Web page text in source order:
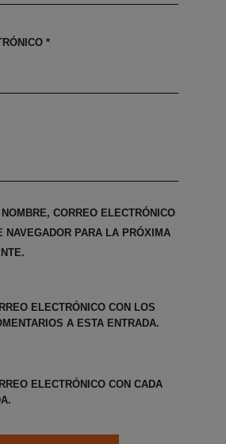
*
CORREO ELECTRÓNICO
NAVEGADOR PARA LA PRÓXIMA
ELECTRÓNICO CON LOS
A ESTA ENTRADA.
ELECTRÓNICO CON CADA